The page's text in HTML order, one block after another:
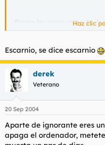
¿Piensa las cosas antes de
Nome lo creo, salao.
La libertad de expresión que
llegue a leer gilipolleces sin
cuota de verdad como la que
subrayarle para su exhibición
Haz clic
Escarnio, se dice escarnio
derek
Veterano
20 Sep 2004
Aparte de ignorante eres
apaga el ordenador,